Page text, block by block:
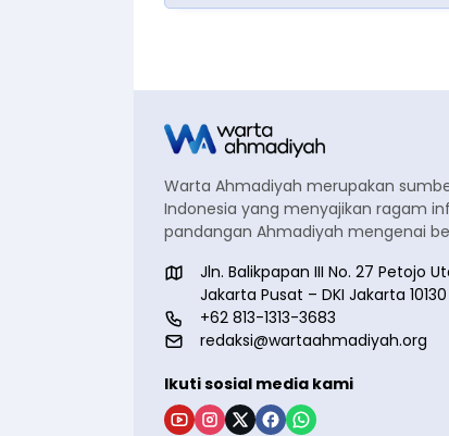
Warta Ahmadiyah merupakan
Indonesia yang menyajikan ragam
pandangan Ahmadiyah mengenai
Jln. Balikpapan III No. 27 Petojo
Jakarta Pusat – DKI Jakarta 10130
+62 813-1313-3683
redaksi@wartaahmadiyah.org
Ikuti sosial media kami